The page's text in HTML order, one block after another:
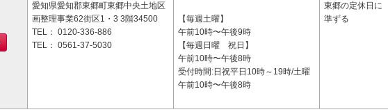
愛知県愛知郡東郷町東郷中央土地区
画整理事業62街区1・3 3階34500
TEL： 0120-336-886
TEL： 0561-37-5030
【毎週土曜】
午前10時〜午後9時
【毎週日曜 祝日】
午前10時〜午後8時
受付時間:日祝平日10時～19時/土曜
午前10時〜午後8時
東郷の定休日に
準ずる